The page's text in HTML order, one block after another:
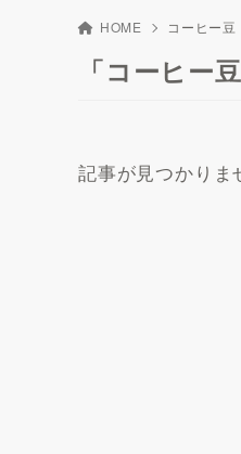
HOME コーヒー豆
「コーヒー
記事が見つかりま